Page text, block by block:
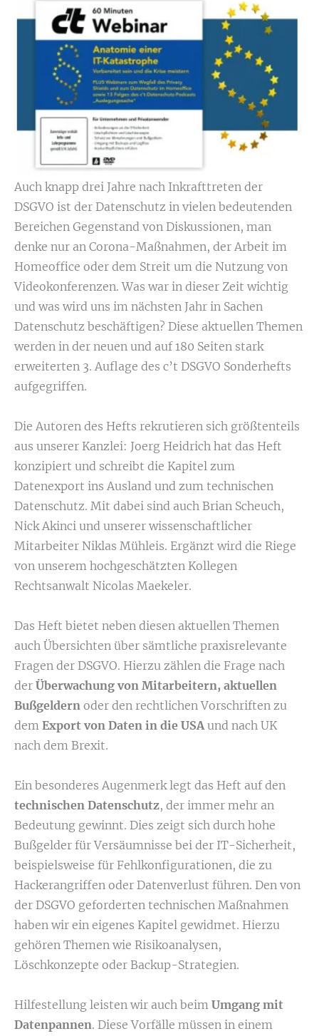
Auch knapp drei Jahre nach Inkrafttreten der
DSGVO ist der Datenschutz in vielen bedeutenden
Bereichen Gegenstand von Diskussionen, man
denke nur an Corona-Maßnahmen, der Arbeit im
Homeoffice oder dem Streit um die Nutzung von
Videokonferenzen. Was war in dieser Zeit wichtig
und was wird uns im nächsten Jahr in Sachen
Datenschutz beschäftigen? Diese aktuellen Themen
werden in der neuen und auf 180 Seiten stark
erweiterten 3. Auflage des c’t DSGVO Sonderhefts
aufgegriffen.
Die Autoren des Hefts rekrutieren sich größtenteils
aus unserer Kanzlei: Joerg Heidrich hat das Heft
konzipiert und schreibt die Kapitel zum
Datenexport ins Ausland und zum technischen
Datenschutz. Mit dabei sind auch Brian Scheuch,
Nick Akinci und unserer wissenschaftlicher
Mitarbeiter Niklas Mühleis. Ergänzt wird die Riege
von unserem hochgeschätzten Kollegen
Rechtsanwalt Nicolas Maekeler.
Das Heft bietet neben diesen aktuellen Themen
auch Übersichten über sämtliche praxisrelevante
Fragen der DSGVO. Hierzu zählen die Frage nach
der Überwachung von Mitarbeitern, aktuellen
Bußgeldern oder den rechtlichen Vorschriften zu
dem Export von Daten in die USAund nach UK
nach dem Brexit.
Ein besonderes Augenmerk legt das Heft auf den
technischen Datenschutz, der immer mehr an
Bedeutung gewinnt. Dies zeigt sich durch hohe
Bußgelder für Versäumnisse bei der IT-Sicherheit,
beispielsweise für Fehlkonfigurationen, die zu
Hackerangriffen oder Datenverlust führen. Den von
der DSGVO geforderten technischen Maßnahmen
haben wir ein eigenes Kapitel gewidmet. Hierzu
gehören Themen wie Risikoanalysen,
Löschkonzepte oder Backup-Strategien.
Hilfestellung leisten wir auch beim Umgang mit
Datenpannen. Diese Vorfälle müssen in einem